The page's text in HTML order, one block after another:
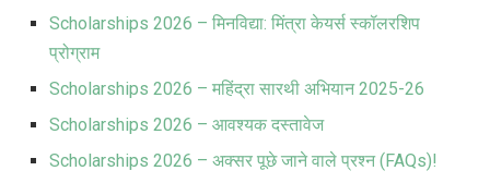
Scholarships 2026 – मिनविद्या: मिंत्रा केयर्स स्कॉलरशिप
प्रोग्राम
Scholarships 2026 – महिंद्रा सारथी अभियान 2025-26
Scholarships 2026 – आवश्यक दस्तावेज
Scholarships 2026 – अक्सर पूछे जाने वाले प्रश्न (FAQs)!